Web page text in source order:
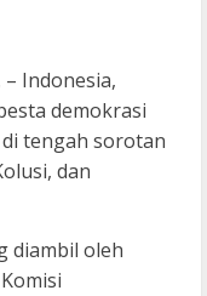
Indonesia,
demokrasi
tengah sorotan
dan
diambil oleh